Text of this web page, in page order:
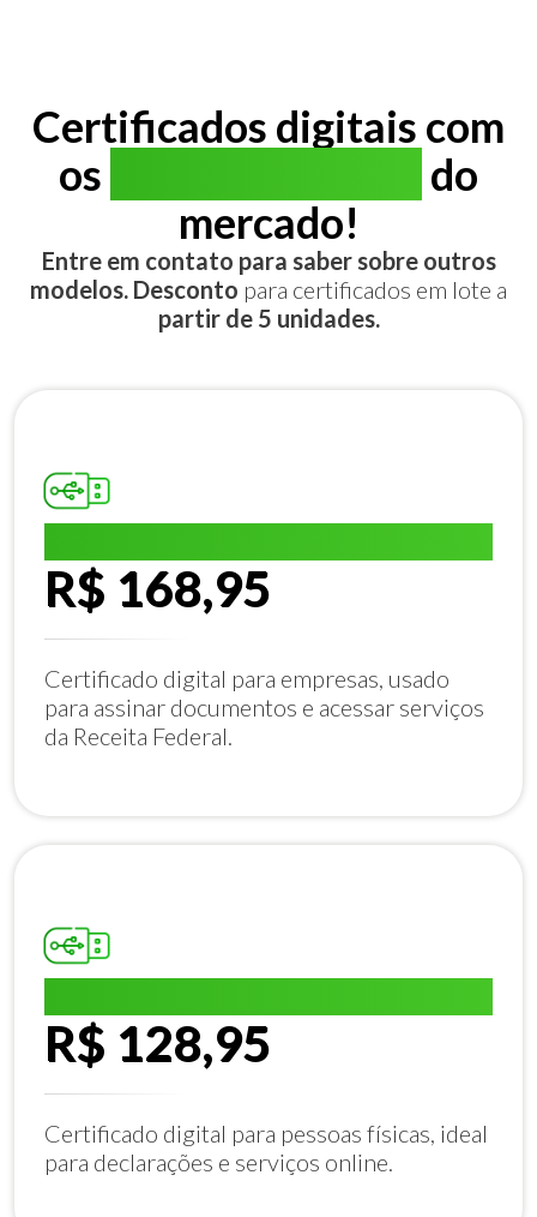
Certificados digitais com
os
do
mercado!
Entre em contato para saber sobre outros
modelos. Desconto para certificados em lote a
partir de 5 unidades.
R$ 168,95
Certificado digital para empresas, usado
para assinar documentos e acessar serviços
da Receita Federal.
R$ 128,95
Certificado digital para pessoas físicas, ideal
para declarações e serviços online.